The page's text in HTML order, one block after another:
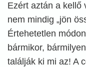
Ezért aztán a kellő
nem mindig „jön
Értehetetlen
bármikor,
találják ki mi az! A